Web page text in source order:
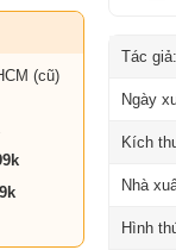
(cũ)
Tác giả:
Ngày
Kích
Nhà
Hình